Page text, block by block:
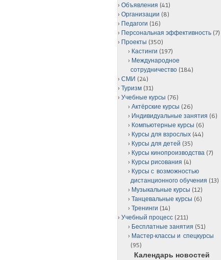
Объявления (41)
Организации (8)
Педагоги (16)
Персональная эффективность (7)
Проекты (350)
Кастинги (197)
Международное
сотрудничество (184)
СМИ (24)
Туризм (31)
Учебные курсы (76)
Актёрские курсы (26)
Индивидуальные занятия (6)
Компьютерные курсы (6)
Курсы для взрослых (44)
Курсы для детей (35)
Курсы кинопроизводства (7)
Курсы рисования (4)
Курсы с возможностью
дистанционного обучения (13)
Музыкальные курсы (12)
Танцевальные курсы (6)
Тренинги (14)
Учебный процесс (211)
Бесплатные занятия (51)
Мастер-классы и спецкурсы
(95)
Календарь новостей